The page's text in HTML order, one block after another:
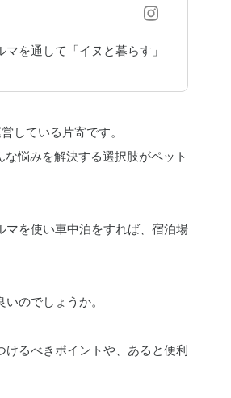
を通して「イヌと暮らす」
営している片寄です。
悩みを解決する選択肢がペット
マを使い車中泊をすれば、宿泊場
のでしょうか。
るべきポイントや、あると便利